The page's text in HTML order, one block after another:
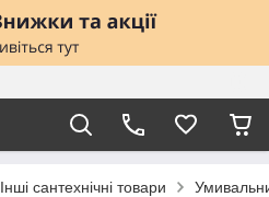
Інші сантехнічні товари